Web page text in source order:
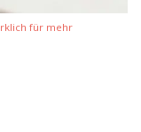
für mehr